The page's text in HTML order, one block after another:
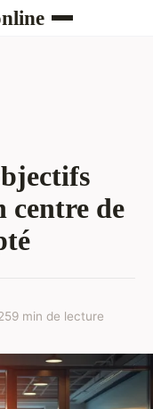
centre de
9 min de lecture